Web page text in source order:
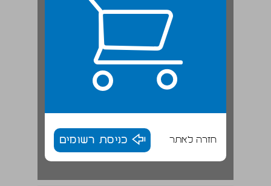
חזרה לאתר כניסת רשומים